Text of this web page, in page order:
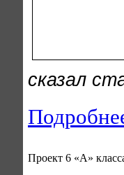
сказал
Проект 6 «А»